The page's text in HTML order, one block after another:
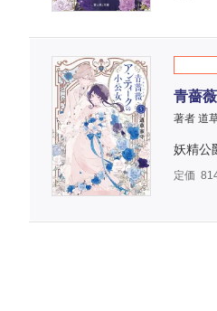
青薔
著者 道
妖精公
定価